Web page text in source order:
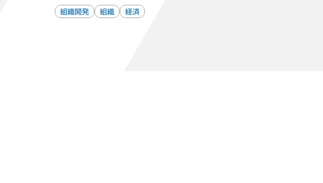
組織開発 組織 経済